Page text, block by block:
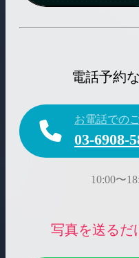
電話予約
お電話での
03-6908-
10:00〜
写真を送るだ